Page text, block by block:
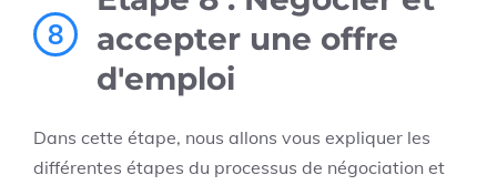
8
accepter une offre
d'emploi
Dans cette étape, nous allons vous expliquer les
différentes étapes du processus de négociation et